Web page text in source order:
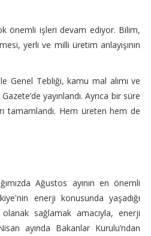
önemli işleri devam ediyor. Bilim,
yerli ve milli üretim anlayışının
Genel Tebliği, kamu mal alımı ve
yayınlandı. Ayrıca bir süre
tamamlandı. Hem üreten hem de
Ağustos ayının en önemli
enerji konusunda yaşadığı
sağlamak amacıyla, enerji
ayında Bakanlar Kurulu’ndan